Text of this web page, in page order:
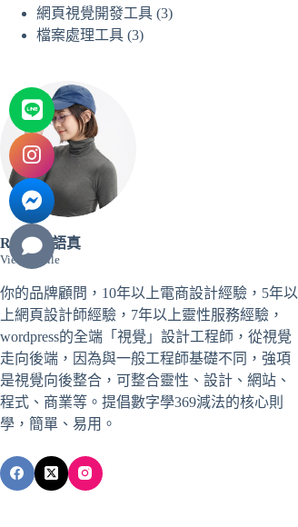
網頁視覺開發工具 (3)
檔案處理工具 (3)
Raina許語真
View Profile
你的品牌顧問，10年以上電商設計經驗，5年以
上網頁設計師經驗，7年以上靈性服務經驗，
wordpress的全端「視覺」設計工程師，從視覺
走向後端，因為與一般工程師基礎不同，強項
是視覺向後整合，可整合靈性、設計、網站、
程式、商業等。提倡數字學369減法的核心則
學，簡單、易用。